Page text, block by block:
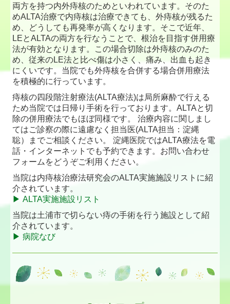
両方を持つ内外痔核のためといわれています。そのた
めALTA治療で内痔核は治療できても、外痔核が残るた
め、どうしても再発率が高くなります。そこで近年、
LEとALTAの両方を行なうことで、根治を目指す併用療
法が有効となります。この場合切除は外痔核のみのた
め、従来のLE法と比べ傷は小さく、痛み、出血も起き
にくいです。当院でも外痔核を合併する場合併用療法
を積極的に行っています。
痔核の四段階注射療法(ALTA療法)は局所麻酔で行える
ため当院では日帰り手術を行っております。ALTAと切
除の併用療法でもほぼ同様です。 治療内容に関しまし
てはご診察の際に遠慮なく担当医(ALTA担当：淀縄
聡）までご相談ください。 淀縄医院ではALTA療法を電
話・インターネットでも予約できます。お問い合わせ
フォームをどうぞご利用ください。
当院は内痔核治療法研究会のALTA実施施設リストに紹
介されています。
▶ ALTA実施施設リスト
当院は土浦市で切らない痔の手術を行う施設として紹
介されています。
▶ 病院なび